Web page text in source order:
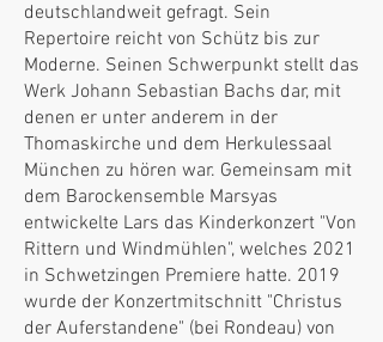
deutschlandweit gefragt. Sein
Repertoire reicht von Schütz bis zur
Moderne. Seinen Schwerpunkt stellt das
Werk Johann Sebastian Bachs dar, mit
denen er unter anderem in der
Thomaskirche und dem Herkulessaal
München zu hören war. Gemeinsam mit
dem Barockensemble Marsyas
entwickelte Lars das Kinderkonzert "Von
Rittern und Windmühlen", welches 2021
in Schwetzingen Premiere hatte. 2019
wurde der Konzertmitschnitt "Christus
der Auferstandene" (bei Rondeau) von